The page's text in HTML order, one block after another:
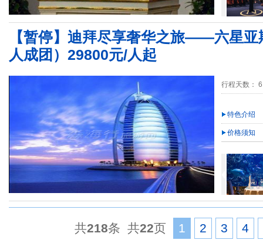
【暂停】迪拜尽享奢华之旅——六星亚
人成团）29800元/人起
行程天数：
特色介绍
价格须知
共218条 共22页 1 2 3 4